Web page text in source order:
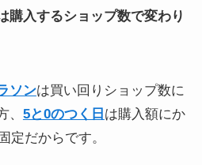
購入するショップ数で変わり
ソンは買い回りショップ数に
、 5と0のつく日 は購入額にか
定だからです。